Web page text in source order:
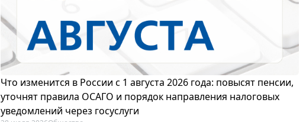
Что изменится в России с 1 августа 2026 года: повысят пенсии,
уточнят правила ОСАГО и порядок направления налоговых
уведомлений через госуслуги